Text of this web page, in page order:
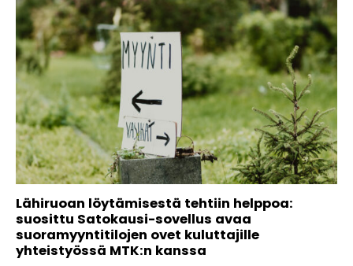
Lähiruoan löytämisestä tehtiin helppoa:
suosittu Satokausi-sovellus avaa
suoramyyntitilojen ovet kuluttajille
yhteistyössä MTK:n kanssa